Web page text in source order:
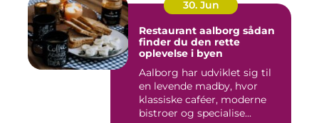
30. Jun
Restaurant aalborg sådan
finder du den rette
oplevelse i byen
Aalborg har udviklet sig til
en levende madby, hvor
klassiske caféer, moderne
bistroer og specialise...